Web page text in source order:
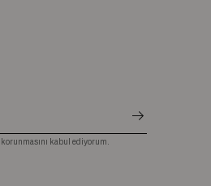
korunmasını kabul ediyorum.